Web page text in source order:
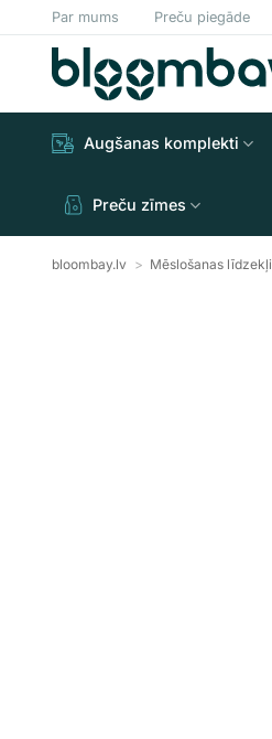
to
content
Par mums Preču piegāde
Augšanas komplekti
Preču zīmes
bloombay.lv > Mēslošanas līdzekļi